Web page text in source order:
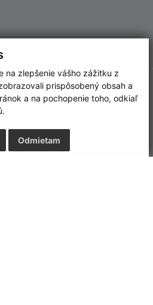
na zlepšenie vášho zážitku z
prispôsobený obsah a
a na pochopenie toho, odkiaľ
Odmietam